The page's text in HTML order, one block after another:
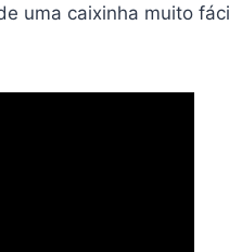
uma caixinha muito